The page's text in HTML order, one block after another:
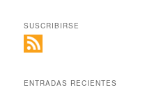
SUSCRIBIRSE
ENTRADAS RECIENTES